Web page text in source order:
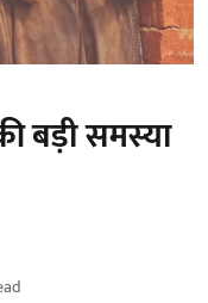
बड़ी समस्या